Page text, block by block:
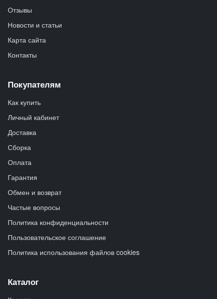
Отзывы
Новости и статьи
Карта сайта
Контакты
Покупателям
Как купить
Личный кабинет
Доставка
Сборка
Оплата
Гарантия
Обмен и возврат
Частые вопросы
Политика конфиденциальности
Пользовательское соглашение
Политика использования файлов cookies
Каталог